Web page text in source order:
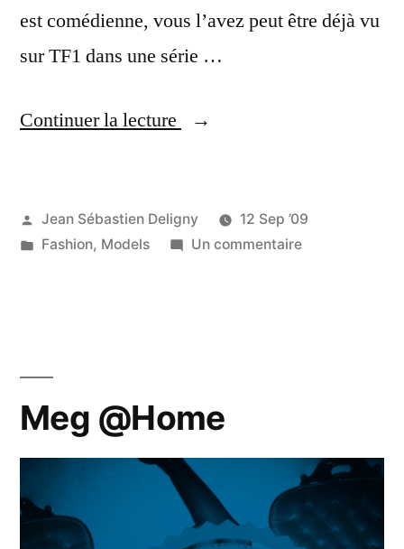
est comédienne, vous l’avez peut être déjà vu
sur TF1 dans une série …
Continuer la lecture
« Juliette
Publié
par
Jean Sébastien Deligny
12 Sep ’09
Publié
Fashion, Models Un commentairesur
Meg @Home